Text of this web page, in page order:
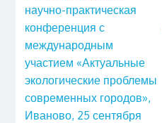
научно-практическая
конференция с
международным
участием «Актуальные
экологические проблемы
современных городов»,
Иваново, 25 сентября